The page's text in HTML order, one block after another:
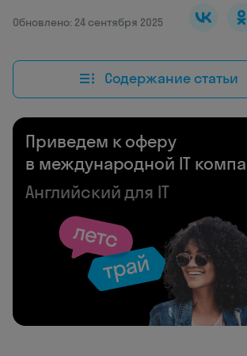
Обновлено: 24 сентября 2025
Содержание статьи
Приведем к оферу
в международной IT
Английский для IT